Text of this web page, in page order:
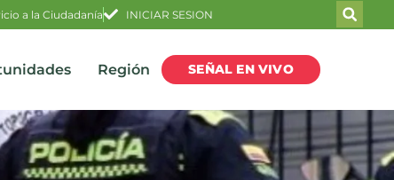
a la Ciudadanía INICIAR SESION
Región SEÑAL EN VIVO